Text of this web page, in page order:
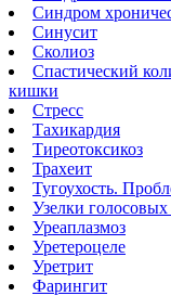
Синдром
Синусит
Сколиоз
Спастический
кишки
Стресс
Тахикардия
Тиреотоксикоз
Трахеит
Тугоухость.
Узелки голосовых
Уреаплазмоз
Уретероцеле
Уретрит
Фарингит